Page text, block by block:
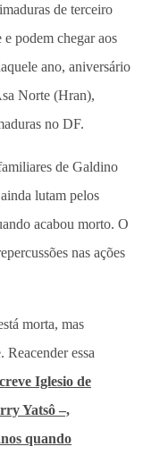
de terceiro
e podem chegar aos
ano, aniversário
Norte (Hran),
no DF.
de Galdino
lutam pelos
acabou morto. O
nas ações
morta, mas
Reacender essa
Iglesio de
Yatsô –,
quando